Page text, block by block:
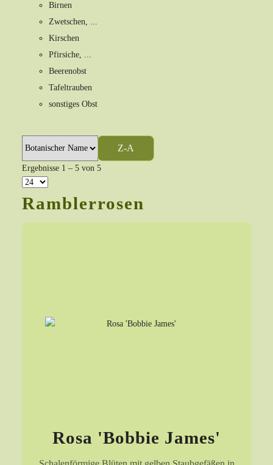
Birnen
Zwetschen, ...
Kirschen
Pfirsiche, ...
Beerenobst
Tafeltrauben
sonstiges Obst
Z-A
Ergebnisse 1 – 5 von 5
Ramblerrosen
Rosa 'Bobbie James'